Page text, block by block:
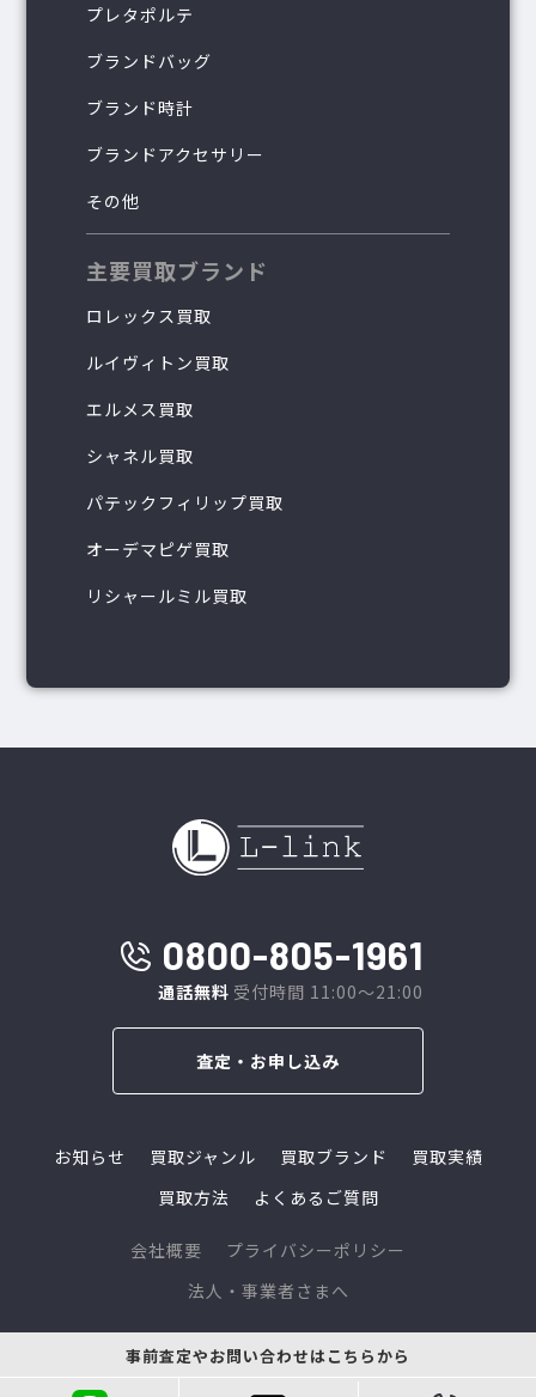
プレタポルテ
ブランドバッグ
ブランド時計
ブランドアクセサリー
その他
主要買取ブランド
ロレックス買取
ルイヴィトン買取
エルメス買取
シャネル買取
パテックフィリップ買取
オーデマピゲ買取
リシャールミル買取
0800-805-1961
通話無料 受付時間 11:00～21:00
査定・お申し込み
お知らせ 買取ジャンル 買取ブランド
買取実績
買取方法
よくあるご質問
会社概要
プライバシーポリシー
法人・事業者さまへ